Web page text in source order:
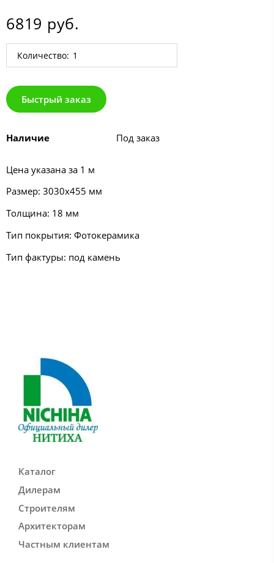
6819 руб.
Количество:
Быстрый заказ
Наличие Под заказ
Цена указана за 1 м
Размер: 3030х455 мм
Толщина: 18 мм
Тип покрытия: Фотокерамика
Тип фактуры: под камень
Каталог
Дилерам
Строителям
Архитекторам
Частным клиентам